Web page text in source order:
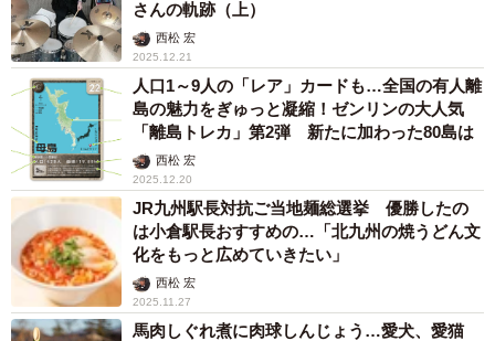
さんの軌跡（上）
西松 宏
2025.12.21
人口1～9人の「レア」カードも…全国の有人離
島の魅力をぎゅっと凝縮！ゼンリンの大人気
「離島トレカ」第2弾 新たに加わった80島は
西松 宏
2025.12.20
JR九州駅長対抗ご当地麺総選挙 優勝したの
は小倉駅長おすすめの…「北九州の焼うどん文
化をもっと広めていきたい」
西松 宏
2025.11.27
馬肉しぐれ煮に肉球しんじょう…愛犬、愛猫